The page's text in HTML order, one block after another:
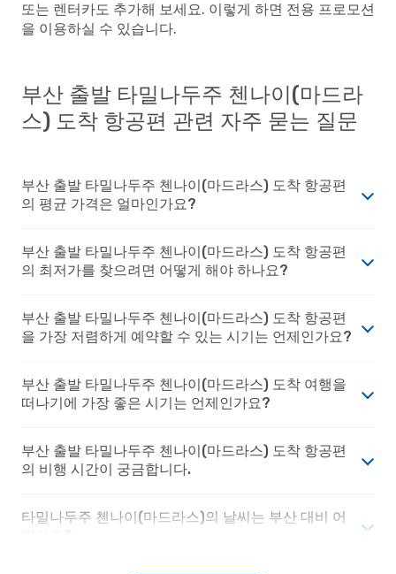
또는 렌터카도 추가해 보세요. 이렇게 하면 전용 프로모션
을 이용하실 수 있습니다.
부산 출발 타밀나두주 첸나이(마드라
스) 도착 항공편 관련 자주 묻는 질문
부산 출발 타밀나두주 첸나이(마드라스) 도착 항공편
의 평균 가격은 얼마인가요?
부산 출발 타밀나두주 첸나이(마드라스) 도착 항공편
의 최저가를 찾으려면 어떻게 해야 하나요?
부산 출발 타밀나두주 첸나이(마드라스) 도착 항공편
을 가장 저렴하게 예약할 수 있는 시기는 언제인가요?
부산 출발 타밀나두주 첸나이(마드라스) 도착 여행을
떠나기에 가장 좋은 시기는 언제인가요?
부산 출발 타밀나두주 첸나이(마드라스) 도착 항공편
의 비행 시간이 궁금합니다.
타밀나두주 첸나이(마드라스)의 날씨는 부산 대비 어